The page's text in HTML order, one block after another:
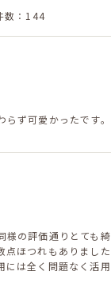
数：144
ず可愛かったです。
様の評価通りとても綺
点ほつれもありました
には全く問題なく活用